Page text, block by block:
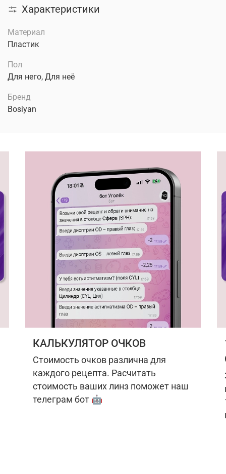
Характеристики
Материал
Пластик
Пол
Для него, Для неё
Бренд
Bosiyan
КАЛЬКУЛЯТОР ОЧКОВ
Стоимость очков различна для
каждого рецепта. Расчитать
стоимость ваших линз поможет наш
телеграм бот 🤖